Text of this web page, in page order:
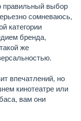
правильный выбор
сомневаюсь,
категории
бренда,
же
впечатлений, но
кинотеатре или
вам они